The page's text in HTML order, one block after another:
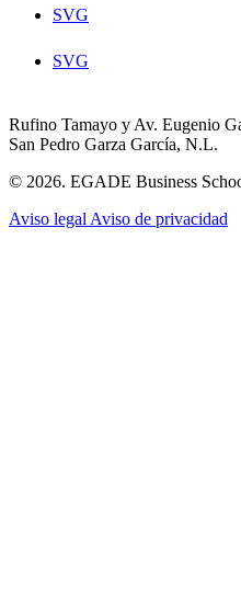
SVG
SVG
Rufino Tamayo y Av. Eugenio
San Pedro Garza García, N.L.
© 2026. EGADE Business
Aviso legal Aviso de privacidad